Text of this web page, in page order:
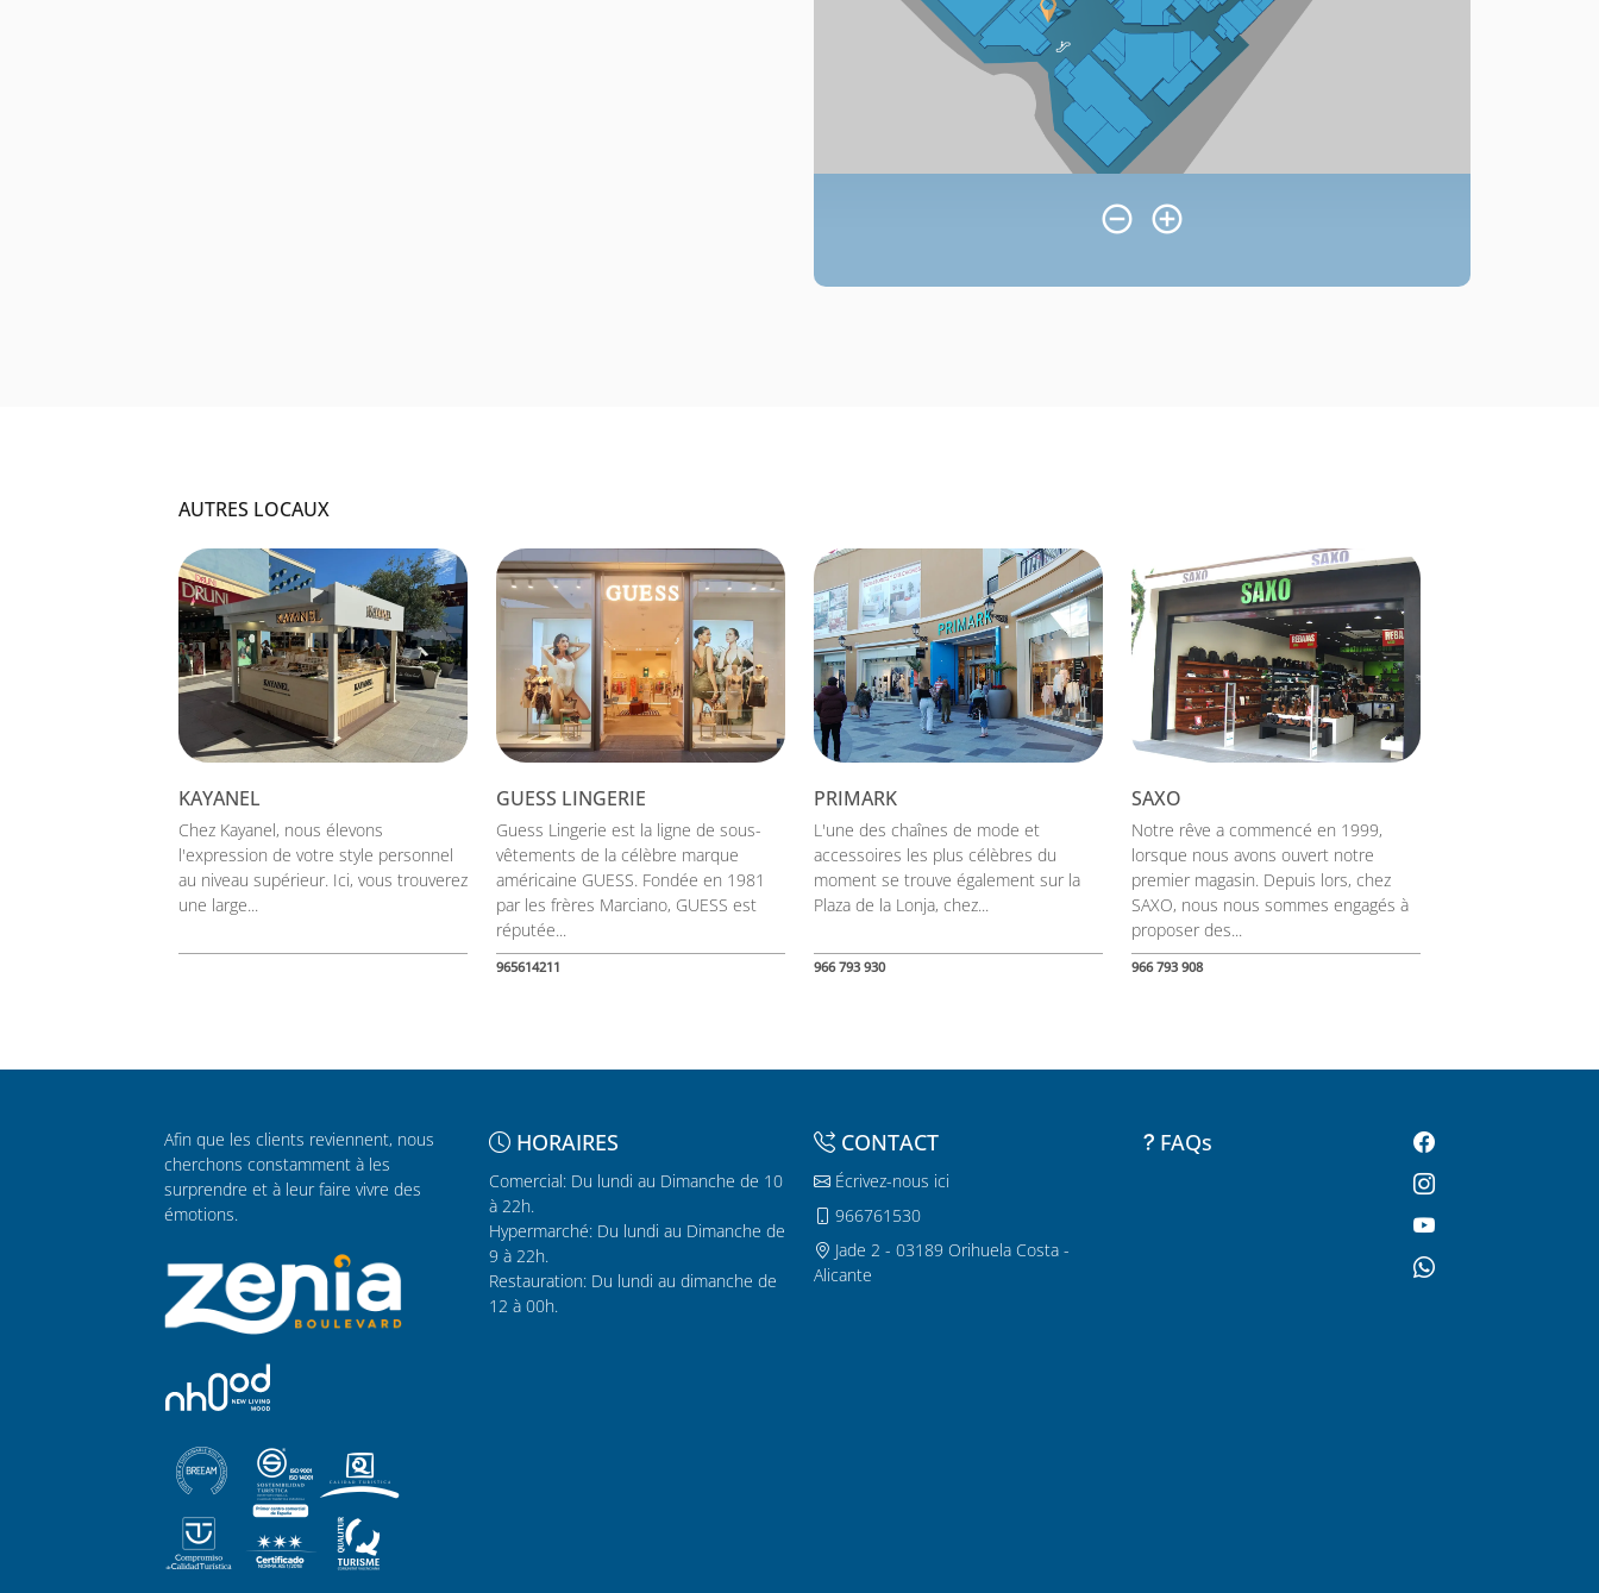
AUTRES LOCAUX
KAYANEL
Chez Kayanel, nous élevons
l'expression de votre style personnel
au niveau supérieur. Ici, vous trouverez
une large...
GUESS LINGERIE
Guess Lingerie est la ligne de sous-
vêtements de la célèbre marque
américaine GUESS. Fondée en 1981
par les frères Marciano, GUESS est
réputée...
965614211
PRIMARK
L'une des chaînes de mode et
accessoires les plus célèbres du
moment se trouve également sur la
Plaza de la Lonja, chez...
966 793 930
SAXO
Notre rêve a commencé en 1999,
lorsque nous avons ouvert notre
premier magasin. Depuis lors, chez
SAXO, nous nous sommes engagés à
proposer des...
966 793 908
Afin que les clients reviennent, nous
cherchons constamment à les
surprendre et à leur faire vivre des
émotions.
HORAIRES
Comercial: Du lundi au Dimanche de 10
à 22h.
Hypermarché: Du lundi au Dimanche de
9 à 22h.
Restauration: Du lundi au dimanche de
12 à 00h.
CONTACT
Écrivez-nous ici
966761530
Jade 2 - 03189 Orihuela Costa -
Alicante
FAQs